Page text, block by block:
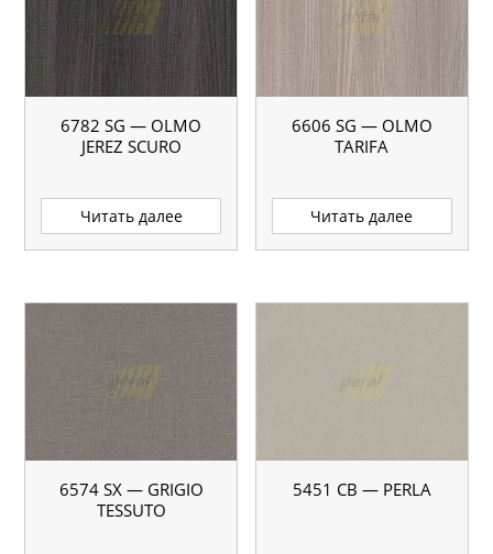
6782 SG — OLMO
JEREZ SCURO
Читать далее
6606 SG — OLMO
TARIFA
Читать далее
6574 SX — GRIGIO
TESSUTO
5451 CB — PERLA